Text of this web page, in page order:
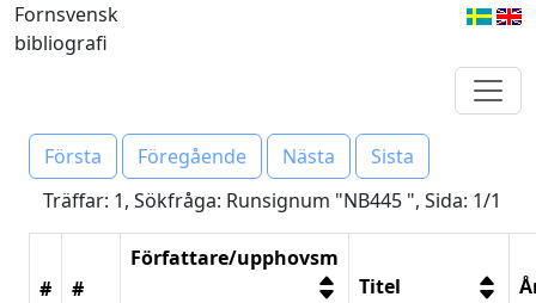
Fornsvensk
bibliografi
Första Föregående Nästa
Sista
Träffar: 1, Sökfråga: Runsignum "NB445 ", Sida: 1/1
# #
Författare/upphovsm
Titel